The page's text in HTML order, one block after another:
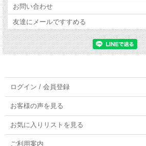
欲不振、栄養不良、チューブフィー
ーシス
・使用が推奨されない病態等 - 生後
妊娠授乳期、膵臓疾患、脂質代謝障
も、乾燥全卵(2%)、ポテトプロテイン、ミ
セルロース、チコリの根、ミルクシスルシー
A、ビタミンD3、ビタミンE、ビタミンB1、
B12、葉酸、コリン)、ミネラル類(亜鉛、銅
お問い合わせ
友達にメールですすめる
ログイン / 会員登録
お客様の声を見る
お気に入りリストを見る
ご利用案内